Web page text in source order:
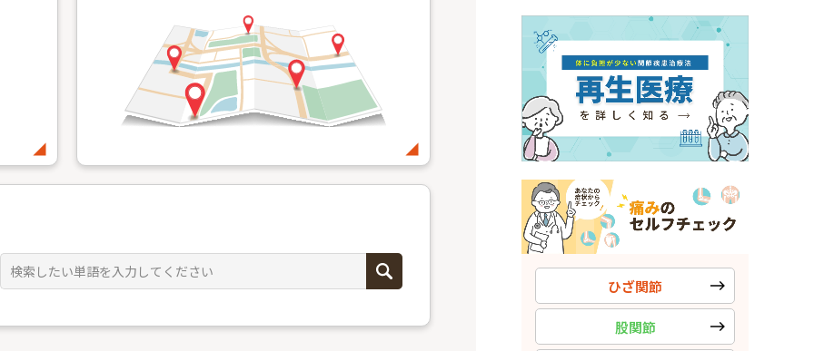
ひざ関節
股関節